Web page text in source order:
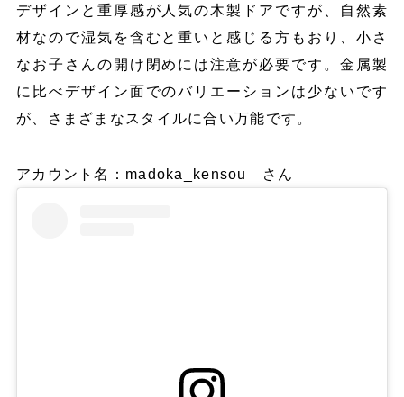
デザインと重厚感が人気の木製ドアですが、自然素
材なので湿気を含むと重いと感じる方もおり、小さ
なお子さんの開け閉めには注意が必要です。金属製
に比べデザイン面でのバリエーションは少ないです
が、さまざまなスタイルに合い万能です。
アカウント名：madoka_kensou さん